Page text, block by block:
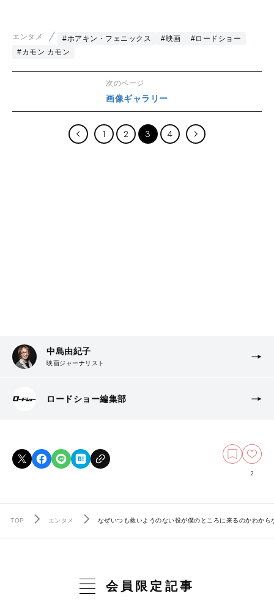
エンタメ #ホアキン・フェニックス #映画
#ロードショー
#カモン カモン
次のページ
画像ギャラリー
1 2 3 4
中島由紀子
映画ジャーナリスト
ロードショー編集部
2
TOP エンタメ なぜいつも救いようのない役が僕のところに来るのかわか
会員限定記事